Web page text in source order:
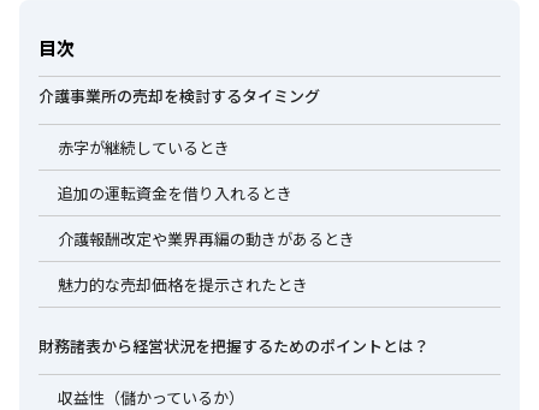
目次
介護事業所の売却を検討するタイミング
赤字が継続しているとき
追加の運転資金を借り入れるとき
介護報酬改定や業界再編の動きがあるとき
魅力的な売却価格を提示されたとき
財務諸表から経営状況を把握するためのポイントとは？
収益性（儲かっているか）